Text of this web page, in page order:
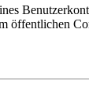
öffentlichen